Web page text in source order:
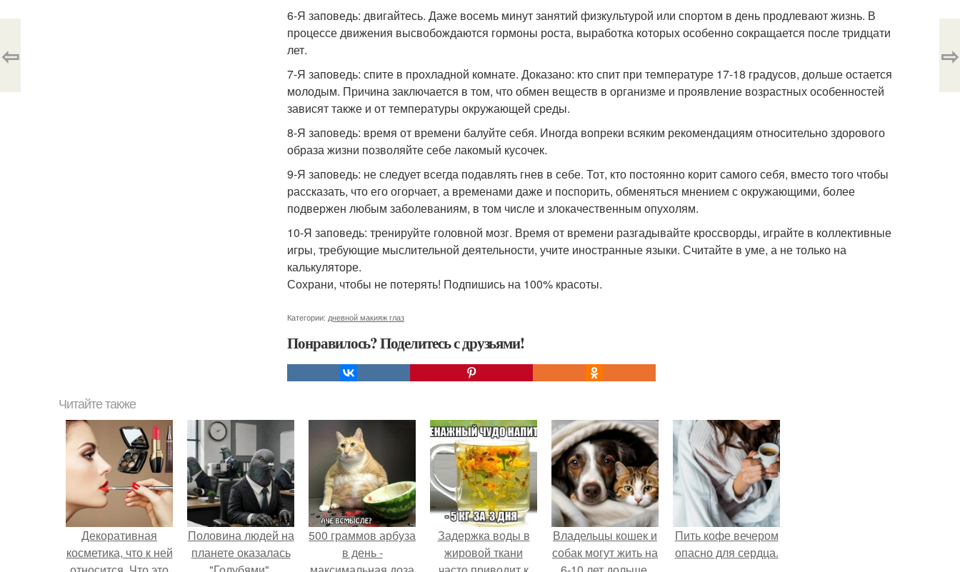
6-Я заповедь: двигайтесь. Даже восемь минут занятий физкультурой или спортом в день продлевают жизнь. В
процессе движения высвобождаются гормоны роста, выработка которых особенно сокращается после тридцати
лет.
7-Я заповедь: спите в прохладной комнате. Доказано: кто спит при температуре 17-18 градусов, дольше остается
молодым. Причина заключается в том, что обмен веществ в организме и проявление возрастных особенностей
зависят также и от температуры окружающей среды.
8-Я заповедь: время от времени балуйте себя. Иногда вопреки всяким рекомендациям относительно здорового
образа жизни позволяйте себе лакомый кусочек.
9-Я заповедь: не следует всегда подавлять гнев в себе. Тот, кто постоянно корит самого себя, вместо того чтобы
рассказать, что его огорчает, а временами даже и поспорить, обменяться мнением с окружающими, более
подвержен любым заболеваниям, в том числе и злокачественным опухолям.
10-Я заповедь: тренируйте головной мозг. Время от времени разгадывайте кроссворды, играйте в коллективные
игры, требующие мыслительной деятельности, учите иностранные языки. Считайте в уме, а не только на
калькуляторе.
Сохрани, чтобы не потерять! Подпишись на 100% красоты.
Категории: дневной макияж глаз
Понравилось? Поделитесь с друзьями!
⇦ ⇨
Читайте также
Декоративная
косметика, что к ней
Половина людей на
планете оказалась
500 граммов арбуза
в день -
Задержка воды в
жировой ткани
Владельцы кошек и
собак могут жить на
Пить кофе вечером
опасно для сердца.